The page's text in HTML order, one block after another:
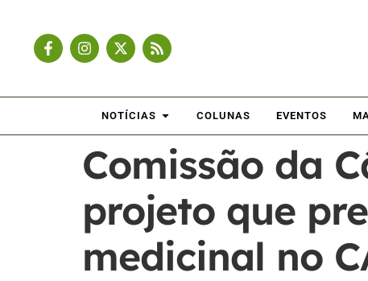
NOTÍCIAS COLUNAS EVENTOS
Comissão da
projeto que
medicinal no